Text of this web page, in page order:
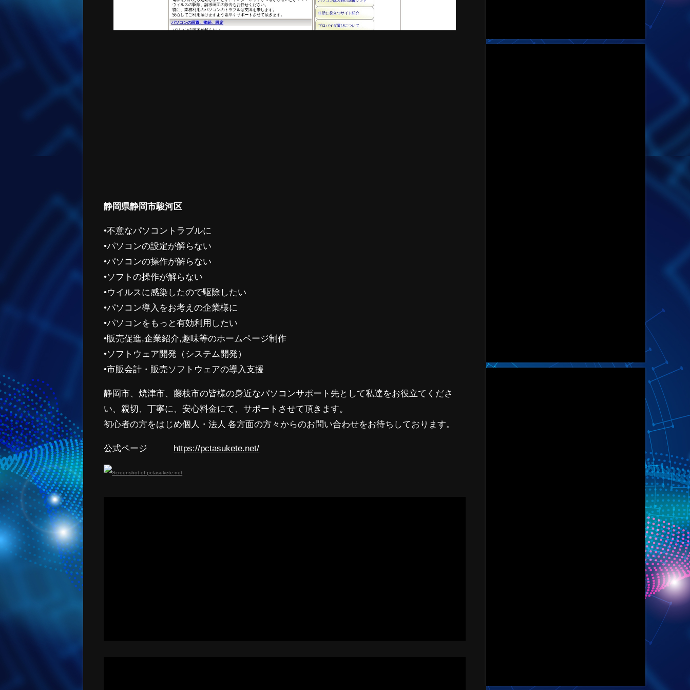
静岡県静岡市駿河区
•不意なパソコントラブルに
•パソコンの設定が解らない
•パソコンの操作が解らない
•ソフトの操作が解らない
•ウイルスに感染したので駆除したい
•パソコン導入をお考えの企業様に
•パソコンをもっと有効利用したい
•販売促進,企業紹介,趣味等のホームページ制作
•ソフトウェア開発（システム開発）
•市販会計・販売ソフトウェアの導入支援
静岡市、焼津市、藤枝市の皆様の身近なパソコンサポート先として私達をお役立てくださ
い、親切、丁寧に、安心料金にて、サポートさせて頂きます。
初心者の方をはじめ個人・法人 各方面の方々からのお問い合わせをお待ちしております。
公式ページ https://pctasukete.net/